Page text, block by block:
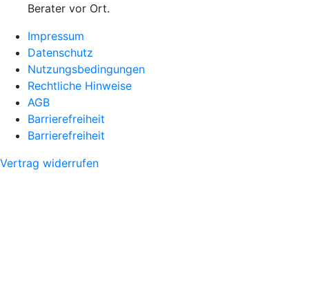
Berater vor Ort.
Impressum
Datenschutz
Nutzungsbedingungen
Rechtliche Hinweise
AGB
Barrierefreiheit
Barrierefreiheit
Vertrag widerrufen